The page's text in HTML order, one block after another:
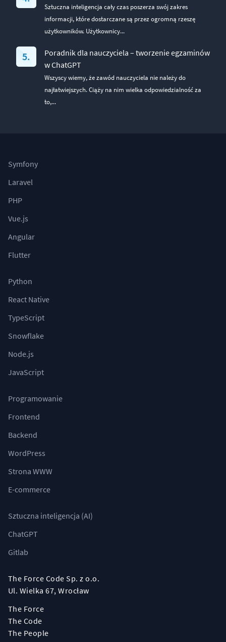
Sztuczna inteligencja cały czas poszerza swój zakres
informacji, które dostarczane są przez ogromną rzeszę
użytkowników. Użytkownicy...
Poradnik dla nauczyciela – tworzenie egzaminów
w ChatGPT
Wszyscy wiemy, że zawód nauczyciela nie należy do
najłatwiejszych. Ciąży na nim wielka odpowiedzialność za
to,...
Symfony
Laravel
PHP
Vue.js
Angular
Flutter
Python
React Native
TypeScript
Snowflake
Node.js
JavaScript
Programowanie
Frontend
Backend
WordPress
Strona WWW
E-commerce
Sztuczna inteligencja (AI)
ChatGPT
Gitlab
The Force Code Sp. z o.o.
Ul. Wielka 67, Wrocław
The Force
The Code
The People